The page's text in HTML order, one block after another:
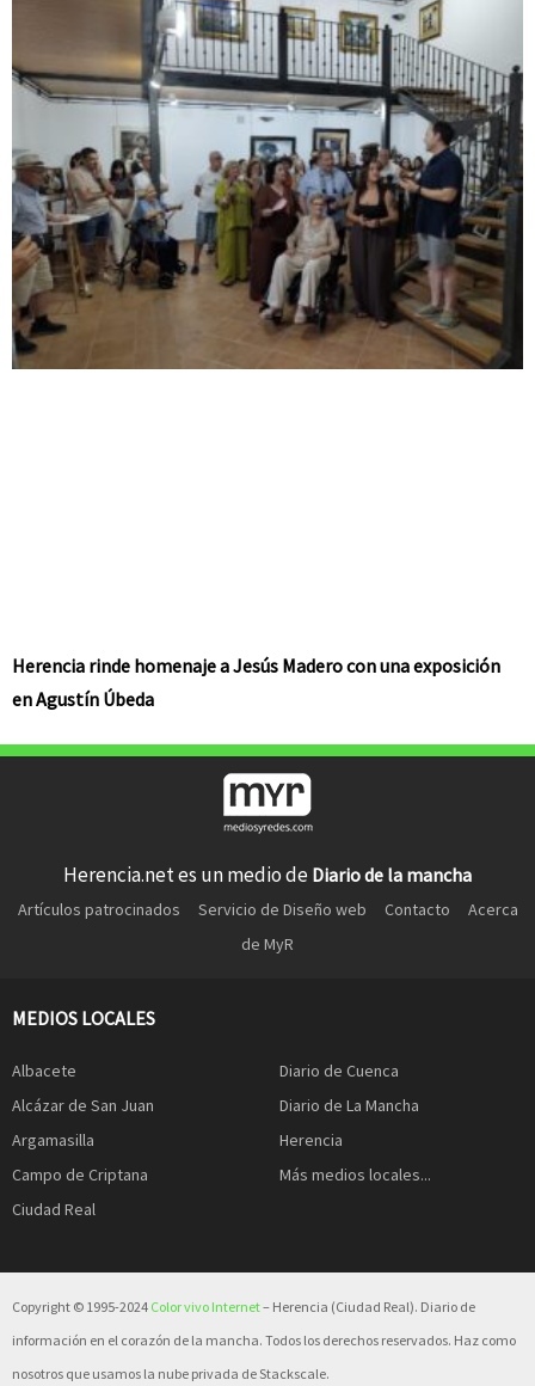
Herencia rinde homenaje a Jesús Madero con una exposición
en Agustín Úbeda
Herencia.net es un medio de Diario de la mancha
Artículos patrocinados Servicio de Diseño web Contacto
Acerca
de MyR
MEDIOS LOCALES
Albacete
Alcázar de San Juan
Argamasilla
Campo de Criptana
Ciudad Real
Diario de Cuenca
Diario de La Mancha
Herencia
Más medios locales...
Copyright © 1995-2024 Color vivo Internet– Herencia (Ciudad Real). Diario de
información en el corazón de la mancha. Todos los derechos reservados. Haz como
nosotros que usamos la nube privada de Stackscale.